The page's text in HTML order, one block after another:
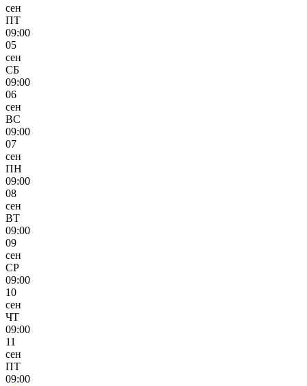
сен
ПТ
09:00
05
сен
СБ
09:00
06
сен
ВС
09:00
07
сен
ПН
09:00
08
сен
ВТ
09:00
09
сен
СР
09:00
10
сен
ЧТ
09:00
11
сен
ПТ
09:00